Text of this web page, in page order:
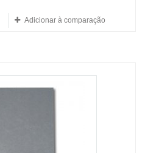
Adicionar à comparação